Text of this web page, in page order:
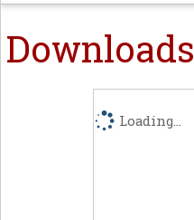
Downloads
Loading...